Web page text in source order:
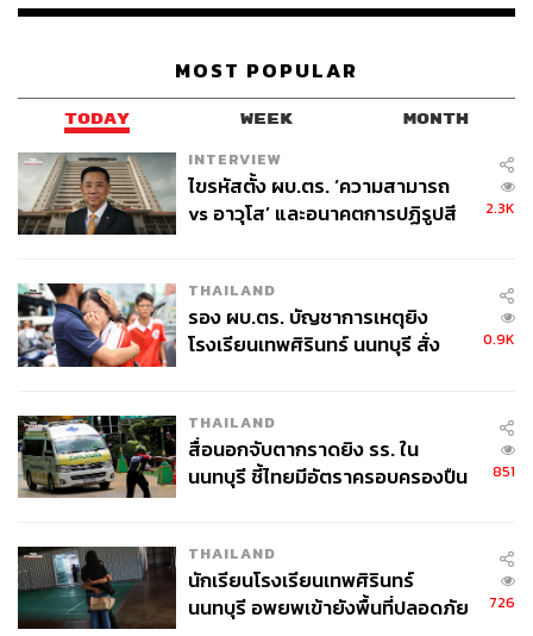
อนุทิน ยังกล่าวต่ออีกว่า ในเรื่องของไทยช่วยไทย เรื่องของ
ต่ำกว่าตลาดทั่วไปเข้าไปขายเพื่อลดความเดือดร้อนให้กับ
ประชาชน ยกตัวอย่างน้ำปลาที่มีฉลากเปลี่ยนไป ไม่ใช่ของ
ปลอม แต่เป็นการลดค่าการตลาด-ค่าโฆษณาออกไป นำ
น้ำปลาคุณภาพดีมากรอกใส่ขวด โดยผู้ประกอบการก็ช่วยกัน
กรอกเพื่อเป็นการลดต้นทุน ลดการโฆษณา และกระทรวง
พาณิชย์กับกระทรวงมหาดไทยร่วมมือกันนำมาขาย โดยไม่
สามารถขายได้ต่ำกว่าราคาทั่วไปถึงร้อยละ 20-30 ซึ่งส่วน
ใหญ่ก็เฉลี่ยอยู่ที่ร้อยละ 20 ถือว่าเป็นประโยชน์กับประชาชน
โดยเราจะทำต่อไปเรื่อยๆ จนกว่าวิกฤตการณ์จะคลี่คลาย ซึ่ง
สินค้าเหล่านี้พอลงไปถึงชุมชน เราใช้ระบบรถพุ่มพวงนำ
หมู่บ้าน เพื่อเข้าถึงประชาชนได้มากที่สุด ดังนั้นพวกเราเป็น
ทุกอย่างของชาวบ้าน ให้สามารถซื้อสินค้าในราคาที่ถูกกว่า
แต่คุณภาพเหมือนกันทุกอย่าง
นโยบายของรัฐบาลและกระทรวงมหาดไทยให้แก่กำนัน
ผู้ใหญ่บ้าน เพื่อขับเคลื่อนการปฏิบัติงานในพื้นที่ ว่า วันนี้
เป็นการพบปะหารือกำนันผู้ใหญ่บ้าน โดยเป็นการขอความ
MOST POPULAR
TODAY WEEK MONTH
INTERVIEW
ไขรหัสตั้ง ผบ.ตร. ‘ความสามารถ
vs อาวุโส’ และอนาคตการปฏิรูปสี
2.3K
THAILAND
รอง ผบ.ตร. บัญชาการเหตุยิง
โรงเรียนเทพศิรินทร์ นนทบุรี สั่ง
0.9K
THAILAND
สื่อนอกจับตากราดยิง รร. ใน
นนทบุรี ชี้ไทยมีอัตราครอบครองปืน
851
THAILAND
นักเรียนโรงเรียนเทพศิรินทร์
นนทบุรี อพยพเข้ายังพื้นที่ปลอดภัย
726